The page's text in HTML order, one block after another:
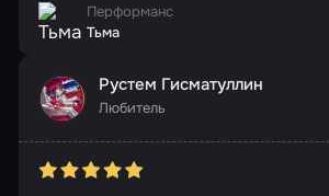
Перформанс
Тьма
Рустем Гисматуллин
Любитель